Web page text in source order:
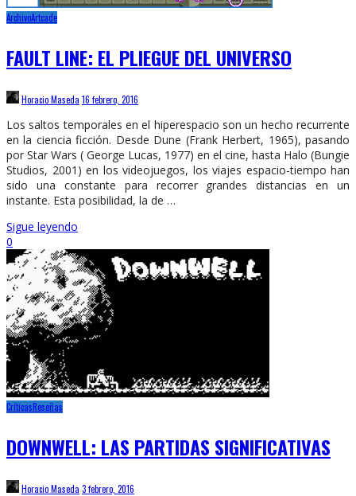
ArchivoArtcade
FAULT LINE: EL PLIEGUE DEL UNIVERSO
Horacio Maseda 16 febrero, 2016
Los saltos temporales en el hiperespacio son un hecho recurrente
en la ciencia ficción. Desde Dune (Frank Herbert, 1965), pasando
por Star Wars ( George Lucas, 1977) en el cine, hasta Halo (Bungie
Studios, 2001) en los videojuegos, los viajes espacio-tiempo han
sido una constante para recorrer grandes distancias en un
instante. Esta posibilidad, la de …
Sigue leyendo
0
CríticasReseñas
DOWNWELL: LAS PARTIDAS SIGNIFICATIVAS
Horacio Maseda 3 febrero, 2016